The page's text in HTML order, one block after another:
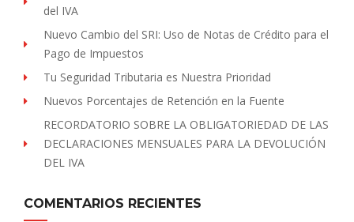
del IVA
Nuevo Cambio del SRI: Uso de Notas de Crédito para el
Pago de Impuestos
Tu Seguridad Tributaria es Nuestra Prioridad
Nuevos Porcentajes de Retención en la Fuente
RECORDATORIO SOBRE LA OBLIGATORIEDAD DE LAS
DECLARACIONES MENSUALES PARA LA DEVOLUCIÓN
DEL IVA
COMENTARIOS RECIENTES